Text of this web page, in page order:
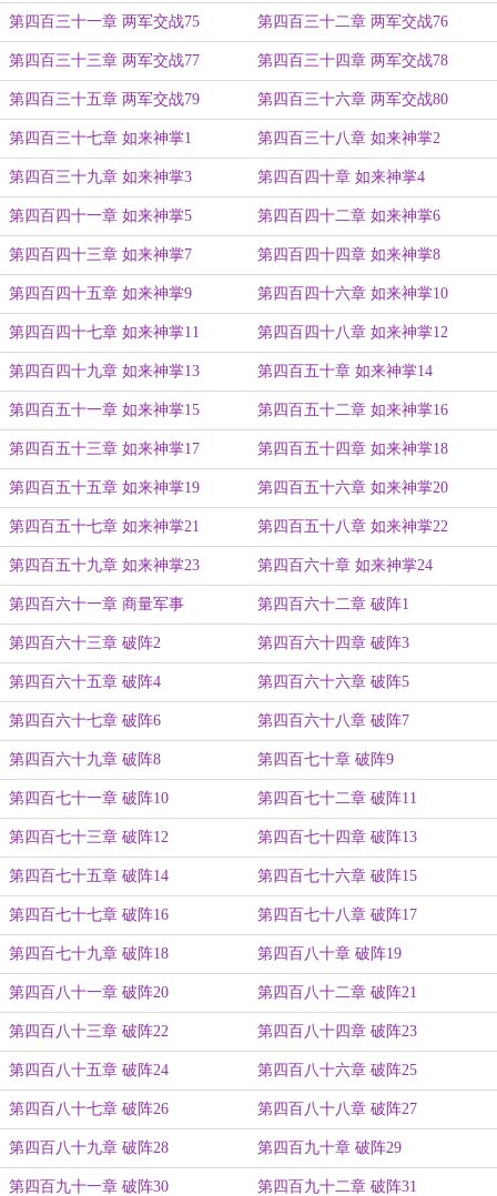
第四百三十一章 两军交战75 第四百三十二章 两军交战76
第四百三十三章 两军交战77 第四百三十四章 两军交战78
第四百三十五章 两军交战79 第四百三十六章 两军交战80
第四百三十七章 如来神掌1 第四百三十八章 如来神掌2
第四百三十九章 如来神掌3 第四百四十章 如来神掌4
第四百四十一章 如来神掌5 第四百四十二章 如来神掌6
第四百四十三章 如来神掌7 第四百四十四章 如来神掌8
第四百四十五章 如来神掌9 第四百四十六章 如来神掌10
第四百四十七章 如来神掌11 第四百四十八章 如来神掌12
第四百四十九章 如来神掌13 第四百五十章 如来神掌14
第四百五十一章 如来神掌15 第四百五十二章 如来神掌16
第四百五十三章 如来神掌17 第四百五十四章 如来神掌18
第四百五十五章 如来神掌19 第四百五十六章 如来神掌20
第四百五十七章 如来神掌21 第四百五十八章 如来神掌22
第四百五十九章 如来神掌23 第四百六十章 如来神掌24
第四百六十一章 商量军事 第四百六十二章 破阵1
第四百六十三章 破阵2 第四百六十四章 破阵3
第四百六十五章 破阵4 第四百六十六章 破阵5
第四百六十七章 破阵6 第四百六十八章 破阵7
第四百六十九章 破阵8 第四百七十章 破阵9
第四百七十一章 破阵10 第四百七十二章 破阵11
第四百七十三章 破阵12 第四百七十四章 破阵13
第四百七十五章 破阵14 第四百七十六章 破阵15
第四百七十七章 破阵16 第四百七十八章 破阵17
第四百七十九章 破阵18 第四百八十章 破阵19
第四百八十一章 破阵20 第四百八十二章 破阵21
第四百八十三章 破阵22 第四百八十四章 破阵23
第四百八十五章 破阵24 第四百八十六章 破阵25
第四百八十七章 破阵26 第四百八十八章 破阵27
第四百八十九章 破阵28 第四百九十章 破阵29
第四百九十一章 破阵30 第四百九十二章 破阵31